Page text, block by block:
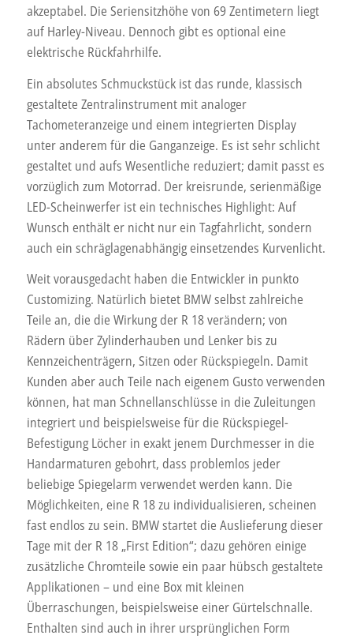
akzeptabel. Die Seriensitzhöhe von 69 Zentimetern liegt
auf Harley-Niveau. Dennoch gibt es optional eine
elektrische Rückfahrhilfe.
Ein absolutes Schmuckstück ist das runde, klassisch
gestaltete Zentralinstrument mit analoger
Tachometeranzeige und einem integrierten Display
unter anderem für die Ganganzeige. Es ist sehr schlicht
gestaltet und aufs Wesentliche reduziert; damit passt es
vorzüglich zum Motorrad. Der kreisrunde, serienmäßige
LED-Scheinwerfer ist ein technisches Highlight: Auf
Wunsch enthält er nicht nur ein Tagfahrlicht, sondern
auch ein schräglagenabhängig einsetzendes Kurvenlicht.
Weit vorausgedacht haben die Entwickler in punkto
Customizing. Natürlich bietet BMW selbst zahlreiche
Teile an, die die Wirkung der R 18 verändern; von
Rädern über Zylinderhauben und Lenker bis zu
Kennzeichenträgern, Sitzen oder Rückspiegeln. Damit
Kunden aber auch Teile nach eigenem Gusto verwenden
können, hat man Schnellanschlüsse in die Zuleitungen
integriert und beispielsweise für die Rückspiegel-
Befestigung Löcher in exakt jenem Durchmesser in die
Handarmaturen gebohrt, dass problemlos jeder
beliebige Spiegelarm verwendet werden kann. Die
Möglichkeiten, eine R 18 zu individualisieren, scheinen
fast endlos zu sein. BMW startet die Auslieferung dieser
Tage mit der R 18 „First Edition“; dazu gehören einige
zusätzliche Chromteile sowie ein paar hübsch gestaltete
Applikationen – und eine Box mit kleinen
Überraschungen, beispielsweise einer Gürtelschnalle.
Enthalten sind auch in ihrer ursprünglichen Form